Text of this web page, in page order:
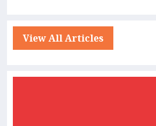
View All Articles